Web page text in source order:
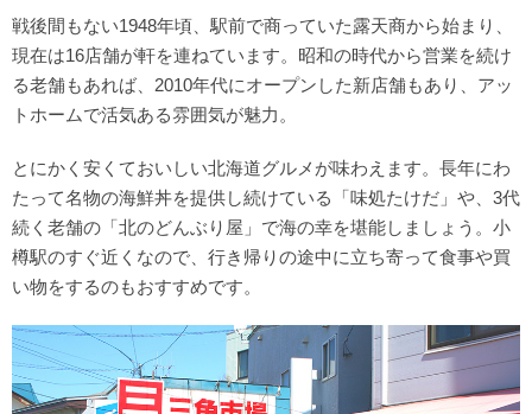
戦後間もない1948年頃、駅前で商っていた露天商から始まり、
現在は16店舗が軒を連ねています。昭和の時代から営業を続け
る老舗もあれば、2010年代にオープンした新店舗もあり、アッ
トホームで活気ある雰囲気が魅力。
とにかく安くておいしい北海道グルメが味わえます。長年にわ
たって名物の海鮮丼を提供し続けている「味処たけだ」や、3代
続く老舗の「北のどんぶり屋」で海の幸を堪能しましょう。小
樽駅のすぐ近くなので、行き帰りの途中に立ち寄って食事や買
い物をするのもおすすめです。